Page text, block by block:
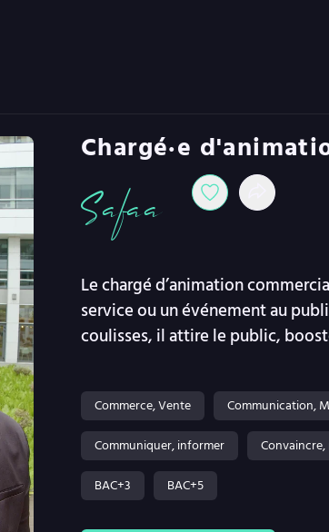
Chargé·e
Safaa
Commerce, Vente
Communication,
Communiquer, informer
BAC+3
BAC+5
Le chargé d’animation
service ou un événement au
coulisses, il attire le public,